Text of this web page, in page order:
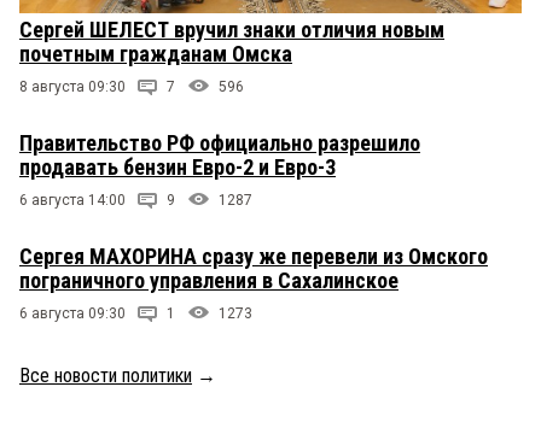
Сергей ШЕЛЕСТ вручил знаки отличия новым
почетным гражданам Омска
8 августа 09:30 7 596
Правительство РФ официально разрешило
продавать бензин Евро-2 и Евро-3
6 августа 14:00 9 1287
Сергея МАХОРИНА сразу же перевели из Омского
пограничного управления в Сахалинское
6 августа 09:30 1 1273
Все новости политики →